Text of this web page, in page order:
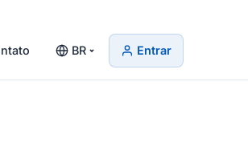
BR Entrar